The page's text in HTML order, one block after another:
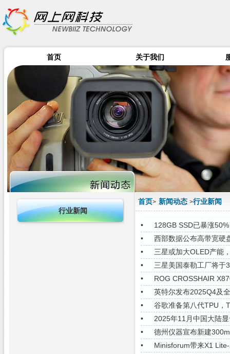
首页 关于我们
行业新闻
首页> 新闻动态 >行业新闻
•
128GB SSD已暴涨
•
西部数据公布高带宽硬
•
三星或加大OLED产能
•
三星美国泰勒工厂将于
•
ROG CROSSHAIR
•
英特尔发布2025Q4及
•
谷歌准备第八代TPU，
•
2025年11月中国大陆
•
德州仪器宣布新建
•
Minisforum带来X1